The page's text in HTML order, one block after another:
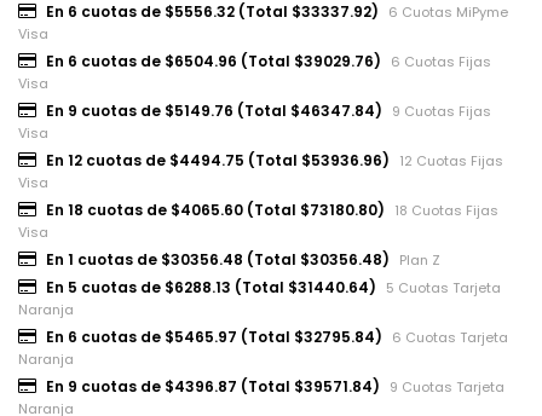
En 6 cuotas de $5556.32 (Total $33337.92)
6 Cuotas MiPyme
Visa
En 6 cuotas de $6504.96 (Total $39029.76)
6 Cuotas Fijas
Visa
En 9 cuotas de $5149.76 (Total $46347.84)
9 Cuotas Fijas
Visa
En 12 cuotas de $4494.75 (Total $53936.96)
12 Cuotas Fijas
Visa
En 18 cuotas de $4065.60 (Total $73180.80)
18 Cuotas Fijas
Visa
En 1 cuotas de $30356.48 (Total $30356.48) Plan Z
En 5 cuotas de $6288.13 (Total $31440.64)
5 Cuotas Tarjeta
Naranja
En 6 cuotas de $5465.97 (Total $32795.84)
6 Cuotas Tarjeta
Naranja
En 9 cuotas de $4396.87 (Total $39571.84)
9 Cuotas Tarjeta
Naranja